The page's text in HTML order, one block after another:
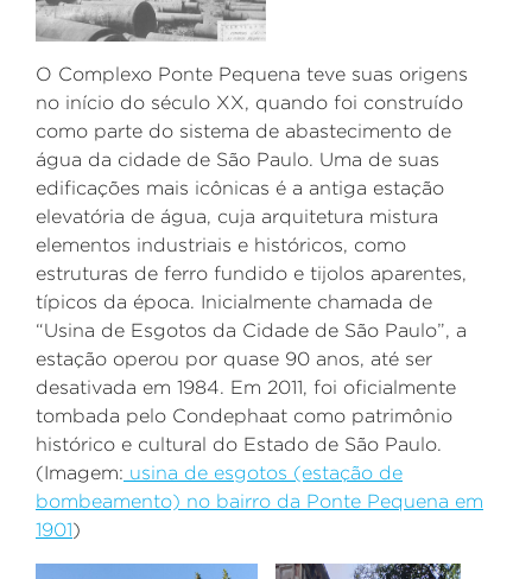
O Complexo Ponte Pequena teve suas origens
no início do século XX, quando foi construído
como parte do sistema de abastecimento de
água da cidade de São Paulo. Uma de suas
edificações mais icônicas é a antiga estação
elevatória de água, cuja arquitetura mistura
elementos industriais e históricos, como
estruturas de ferro fundido e tijolos aparentes,
típicos da época. Inicialmente chamada de
“Usina de Esgotos da Cidade de São Paulo”, a
estação operou por quase 90 anos, até ser
desativada em 1984. Em 2011, foi oficialmente
tombada pelo Condephaat como patrimônio
histórico e cultural do Estado de São Paulo.
(Imagem: usina de esgotos (estação de
bombeamento) no bairro da Ponte Pequena em
1901)